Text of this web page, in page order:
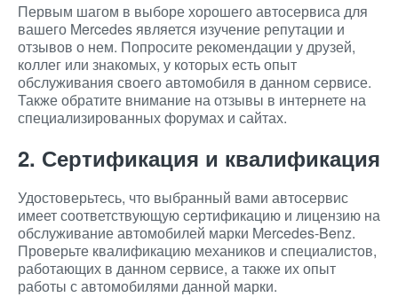
Первым шагом в выборе хорошего автосервиса для
вашего Mercedes является изучение репутации и
отзывов о нем. Попросите рекомендации у друзей,
коллег или знакомых, у которых есть опыт
обслуживания своего автомобиля в данном сервисе.
Также обратите внимание на отзывы в интернете на
специализированных форумах и сайтах.
2. Сертификация и квалификация
Удостоверьтесь, что выбранный вами автосервис
имеет соответствующую сертификацию и лицензию на
обслуживание автомобилей марки Mercedes-Benz.
Проверьте квалификацию механиков и специалистов,
работающих в данном сервисе, а также их опыт
работы с автомобилями данной марки.